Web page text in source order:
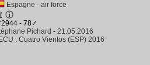
Espagne - air force
- 78✓
Pichard - 21.05.2016
: Cuatro Vientos (ESP) 2016